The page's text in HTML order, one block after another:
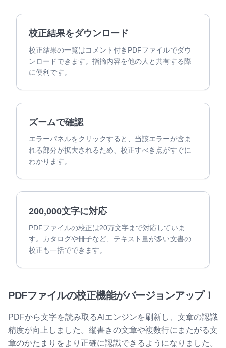
校正結果をダウンロード
校正結果の一覧はコメント付きPDFファイルでダウ
ンロードできます。指摘内容を他の人と共有する際
に便利です。
ズームで確認
エラーパネルをクリックすると、当該エラーが含ま
れる部分が拡大されるため、校正すべき点がすぐに
わかります。
200,000文字に対応
PDFファイルの校正は20万文字まで対応していま
す。カタログや冊子など、テキスト量が多い文書の
校正も一括でできます。
PDFファイルの校正機能がバージョンアップ！
PDFから文字を読み取るAIエンジンを刷新し、文章の認識
精度が向上しました。縦書きの文章や複数行にまたがる文
章のかたまりをより正確に認識できるようになりました。